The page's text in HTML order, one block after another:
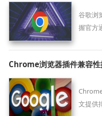
谷歌浏
握官方
Chrome浏览器插件兼容性
文提供